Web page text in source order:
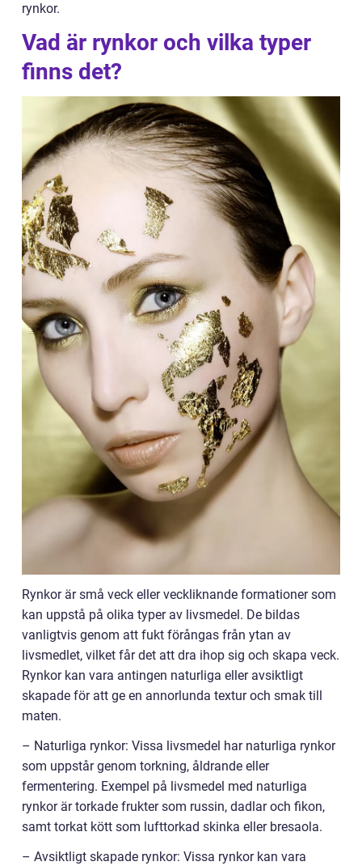
rynkor.
Vad är rynkor och vilka typer
finns det?
Rynkor är små veck eller veckliknande formationer som
kan uppstå på olika typer av livsmedel. De bildas
vanligtvis genom att fukt förångas från ytan av
livsmedlet, vilket får det att dra ihop sig och skapa veck.
Rynkor kan vara antingen naturliga eller avsiktligt
skapade för att ge en annorlunda textur och smak till
maten.
– Naturliga rynkor: Vissa livsmedel har naturliga rynkor
som uppstår genom torkning, åldrande eller
fermentering. Exempel på livsmedel med naturliga
rynkor är torkade frukter som russin, dadlar och fikon,
samt torkat kött som lufttorkad skinka eller bresaola.
– Avsiktligt skapade rynkor: Vissa rynkor kan vara